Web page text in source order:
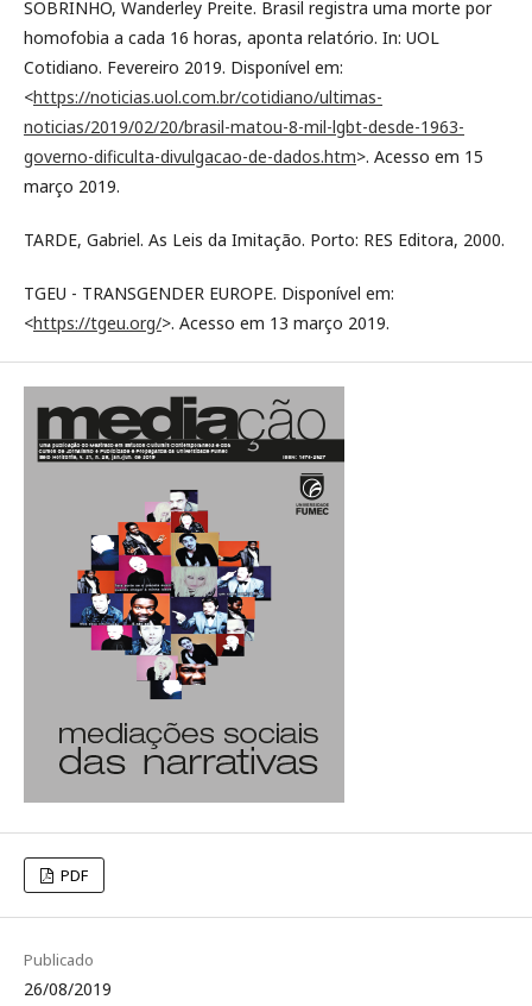
SOBRINHO, Wanderley Preite. Brasil registra uma morte por
homofobia a cada 16 horas, aponta relatório. In: UOL
Cotidiano. Fevereiro 2019. Disponível em:
<https://noticias.uol.com.br/cotidiano/ultimas-
noticias/2019/02/20/brasil-matou-8-mil-lgbt-desde-1963-
governo-dificulta-divulgacao-de-dados.htm>. Acesso em 15
março 2019.
TARDE, Gabriel. As Leis da Imitação. Porto: RES Editora, 2000.
TGEU - TRANSGENDER EUROPE. Disponível em:
<https://tgeu.org/>. Acesso em 13 março 2019.
PDF
Publicado
26/08/2019